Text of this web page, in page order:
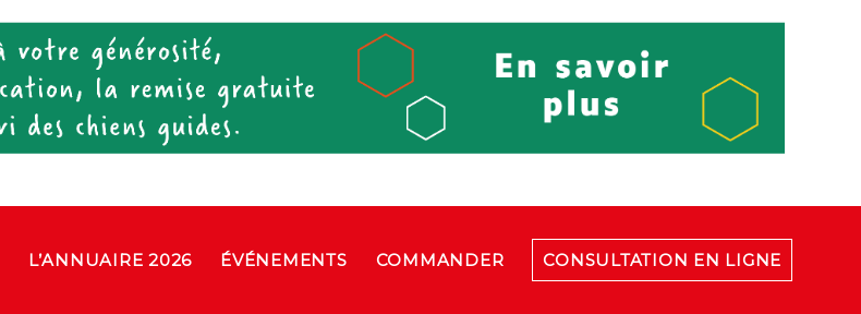
L’ANNUAIRE 2026 ÉVÉNEMENTS COMMANDER CONSULTATION EN LIGNE